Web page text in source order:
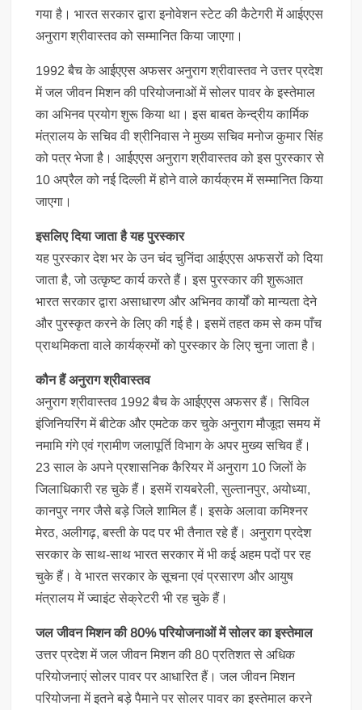
गया है। भारत सरकार द्वारा इनोवेशन स्टेट की कैटेगरी में आईएएस
अनुराग श्रीवास्तव को सम्मानित किया जाएगा।
1992 बैच के आईएएस अफसर अनुराग श्रीवास्तव ने उत्तर प्रदेश
में जल जीवन मिशन की परियोजनाओं में सोलर पावर के इस्तेमाल
का अभिनव प्रयोग शुरू किया था। इस बाबत केन्द्रीय कार्मिक
मंत्रालय के सचिव वी श्रीनिवास ने मुख्य सचिव मनोज कुमार सिंह
को पत्र भेजा है। आईएएस अनुराग श्रीवास्तव को इस पुरस्कार से
10 अप्रैल को नई दिल्ली में होने वाले कार्यक्रम में सम्मानित किया
जाएगा।
इसलिए दिया जाता है यह पुरस्कार
यह पुरस्कार देश भर के उन चंद चुनिंदा आईएएस अफसरों को दिया
जाता है, जो उत्कृष्ट कार्य करते हैं। इस पुरस्कार की शुरूआत
भारत सरकार द्वारा असाधारण और अभिनव कार्यों को मान्यता देने
और पुरस्कृत करने के लिए की गई है। इसमें तहत कम से कम पाँच
प्राथमिकता वाले कार्यक्रमों को पुरस्कार के लिए चुना जाता है।
कौन हैं अनुराग श्रीवास्तव
अनुराग श्रीवास्तव 1992 बैच के आईएएस अफसर हैं। सिविल
इंजिनियरिंग में बीटेक और एमटेक कर चुके अनुराग मौजूदा समय में
नमामि गंगे एवं ग्रामीण जलापूर्ति विभाग के अपर मुख्य सचिव हैं।
23 साल के अपने प्रशासनिक कैरियर में अनुराग 10 जिलों के
जिलाधिकारी रह चुके हैं। इसमें रायबरेली, सुल्तानपुर, अयोध्या,
कानपुर नगर जैसे बड़े जिले शामिल हैं। इसके अलावा कमिश्नर
मेरठ, अलीगढ़, बस्ती के पद पर भी तैनात रहे हैं। अनुराग प्रदेश
सरकार के साथ-साथ भारत सरकार में भी कई अहम पदों पर रह
चुके हैं। वे भारत सरकार के सूचना एवं प्रसारण और आयुष
मंत्रालय में ज्वाइंट सेक्रेटरी भी रह चुके हैं।
जल जीवन मिशन की 80% परियोजनाओं में सोलर का इस्तेमाल
उत्तर प्रदेश में जल जीवन मिशन की 80 प्रतिशत से अधिक
परियोजनाएं सोलर पावर पर आधारित हैं। जल जीवन मिशन
परियोजना में इतने बड़े पैमाने पर सोलर पावर का इस्तेमाल करने